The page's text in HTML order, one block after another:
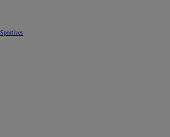
Sportives